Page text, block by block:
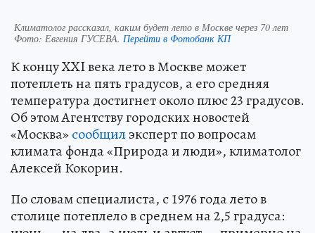
Климатолог рассказал, каким будет лето в Москве через 70 лет
Фото: Евгения ГУСЕВА. Перейти в Фотобанк КП
К концу XXI века лето в Москве может
потеплеть на пять градусов, а его средняя
температура достигнет около плюс 23 градусов.
Об этом Агентству городских новостей
«Москва» сообщил эксперт по вопросам
климата фонда «Природа и люди», климатолог
Алексей Кокорин.
По словам специалиста, с 1976 года лето в
столице потеплело в среднем на 2,5 градуса: